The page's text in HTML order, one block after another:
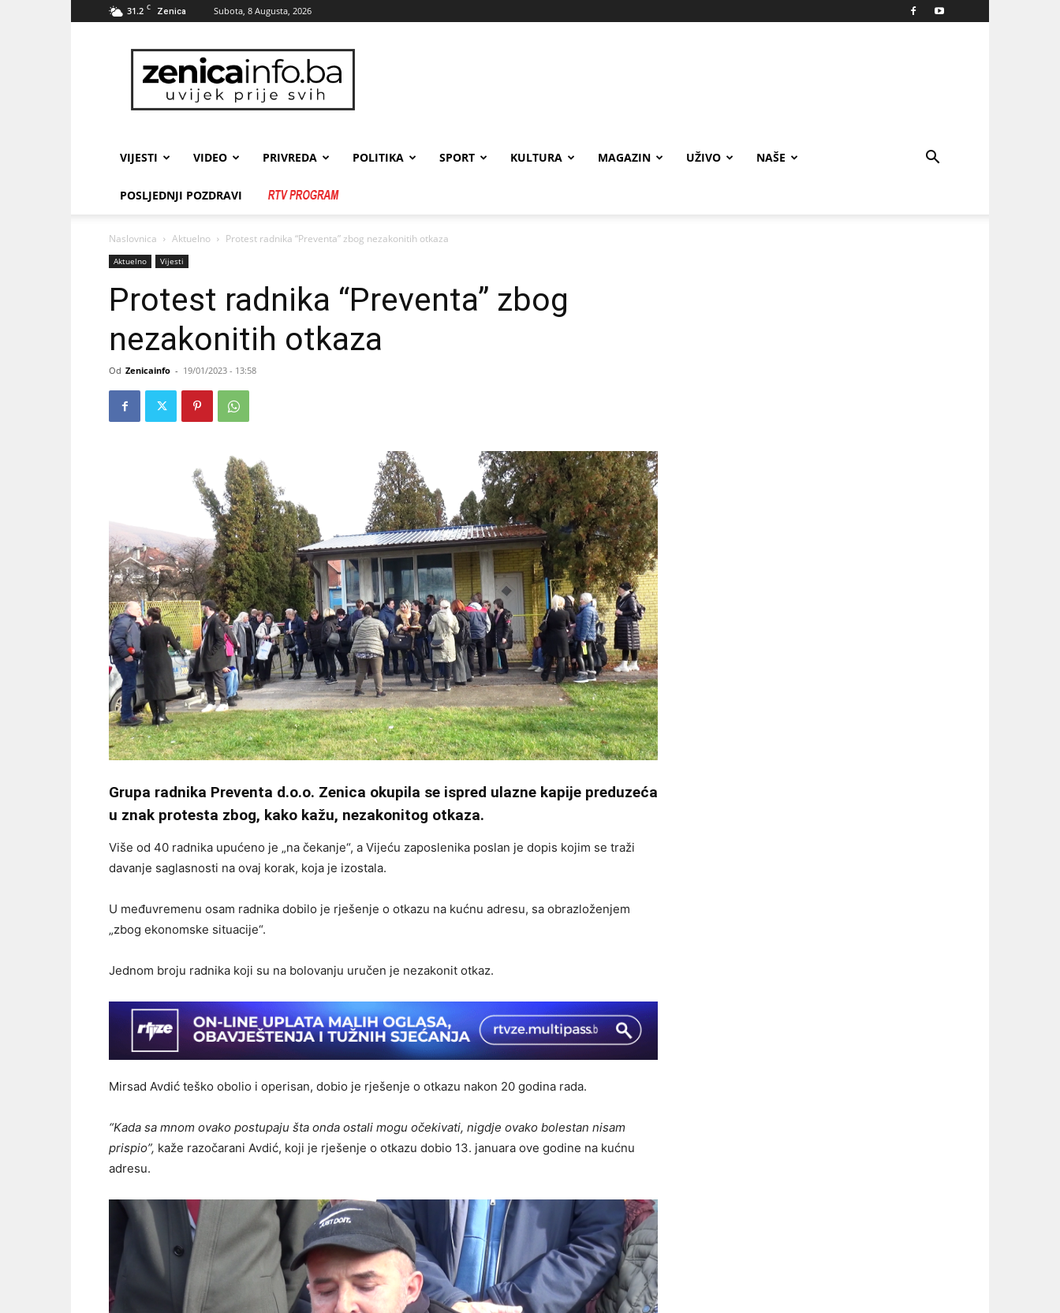
31.2 C Zenica Subota, 8 Augusta, 2026
zenicainfo.ba
VIJESTI VIDEO PRIVREDA POLITIKA SPORT KULTURA MAGAZIN UŽIVO NAŠE
POSLJEDNJI POZDRAVI
Naslovnica Aktuelno Protest radnika “Preventa” zbog nezakonitih otkaza
Aktuelno Vijesti
Protest radnika “Preventa” zbog
nezakonitih otkaza
Od Zenicainfo - 19/01/2023 - 13:58
Grupa radnika Preventa d.o.o. Zenica okupila se ispred ulazne kapije preduzeća
u znak protesta zbog, kako kažu, nezakonitog otkaza.
Više od 40 radnika upućeno je „na čekanje“, a Vijeću zaposlenika poslan je dopis kojim se traži
davanje saglasnosti na ovaj korak, koja je izostala.
U međuvremenu osam radnika dobilo je rješenje o otkazu na kućnu adresu, sa obrazloženjem
„zbog ekonomske situacije“.
Jednom broju radnika koji su na bolovanju uručen je nezakonit otkaz.
Mirsad Avdić teško obolio i operisan, dobio je rješenje o otkazu nakon 20 godina rada.
“Kada sa mnom ovako postupaju šta onda ostali mogu očekivati, nigdje ovako bolestan nisam
prispio”, kaže razočarani Avdić, koji je rješenje o otkazu dobio 13. januara ove godine na kućnu
adresu.